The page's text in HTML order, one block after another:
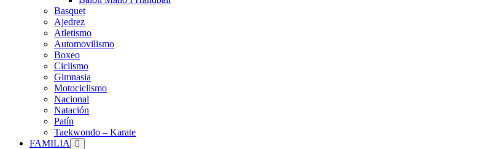
Basquet
Ajedrez
Atletismo
Automovilismo
Boxeo
Ciclismo
Gimnasia
Motociclismo
Nacional
Natación
Patín
Taekwondo – Karate
FAMILIA